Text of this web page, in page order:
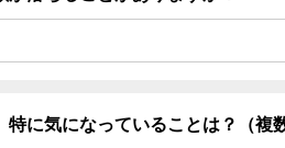
特に気になっていることは？（複